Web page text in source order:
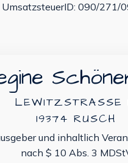
UmsatzsteuerID: 090/271/
LEWITZSTRASSE
19374 RUSCH
und inhaltlich
nach $ 10 Abs. 3